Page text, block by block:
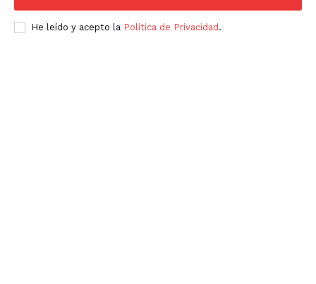
He leído y acepto la Política de Privacidad .